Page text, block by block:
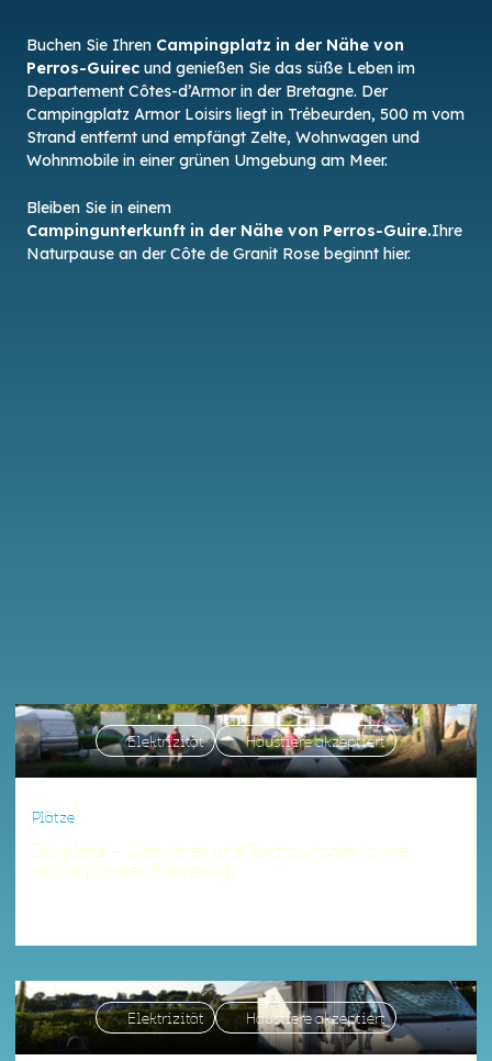
Buchen Sie Ihren Campingplatz in der Nähe von
Perros-Guirec und genießen Sie das süße Leben im
Departement Côtes-d’Armor in der Bretagne. Der
Campingplatz Armor Loisirs liegt in Trébeurden, 500 m vom
Strand entfernt und empfängt Zelte, Wohnwagen und
Wohnmobile in einer grünen Umgebung am Meer.
Bleiben Sie in einem
Campingunterkunft in der Nähe von Perros-Guire.Ihre
Naturpause an der Côte de Granit Rose beginnt hier.
Elektrizität Haustiere akzeptiert
Plätze
|
Zeltplatz – Wanderer und Radtouristen (ohne
motorisiertes Fahrzeug)
Elektrizität Haustiere akzeptiert